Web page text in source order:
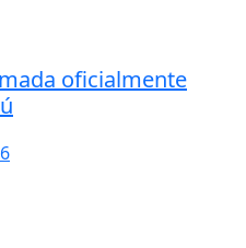
oficialmente